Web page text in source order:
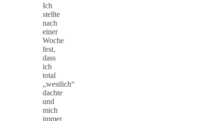
Ich
stellte
nach
einer
Woche
fest,
dass
ich
total
„westlich“
dachte
und
mich
immer